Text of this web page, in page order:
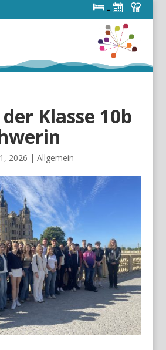
- -
Klasse 10b
2026 | Allgemein